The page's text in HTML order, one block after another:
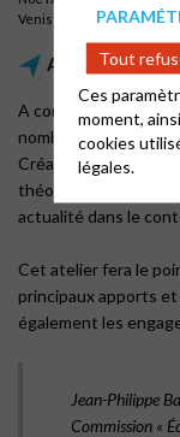
Venise (XIIe siècle)
Atelier
A commencer par la
nombreux textes
Création de Dieu.
théologiens ont
actualité dans le
Cet atelier fera le
principaux apports
également les
Jean-Philippe
Commission «
Tout
Ces
moment,
cookies
légales.